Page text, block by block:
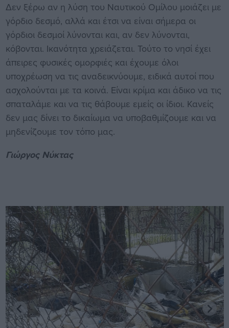
Δεν ξέρω αν η λύση του Ναυτικού Ομίλου μοιάζει με
γόρδιο δεσμό, αλλά και έτσι να είναι σήμερα οι
γόρδιοι δεσμοί λύνονται και, αν δεν λύνονται,
κόβονται. Ικανότητα χρειάζεται. Τούτο το νησί έχει
άπειρες φυσικές ομορφιές και έχουμε όλοι
υποχρέωση να τις αναδεικνύουμε, ειδικά αυτοί που
ασχολούνται με τα κοινά. Είναι κρίμα και άδικο να τις
σπαταλάμε και να τις θάβουμε εμείς οι ίδιοι. Κανείς
δεν μας δίνει το δικαίωμα να υποβαθμίζουμε και να
μηδενίζουμε τον τόπο μας.
Γιώργος Νύκτας